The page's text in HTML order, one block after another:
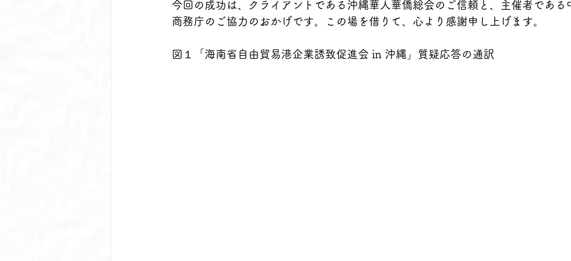
今回の成功は、クライアントである沖縄華人華僑総会のご信頼と、主催者である
商務庁のご協力のおかげです。この場を借りて、心より感謝申し上げます。
図１「海南省自由貿易港企業誘致促進会 in 沖縄」質疑応答の通訳